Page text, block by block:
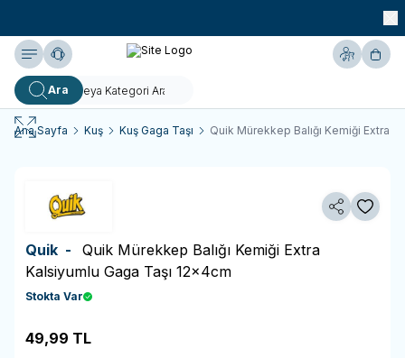
Yardım
Ara
Hesabım
Ana Sayfa Kuş Kuş Gaga Taşı Quik Mürekkep Balığı Kemiği Extra
Paylaş
Quik - Quik Mürekkep Balığı Kemiği Extra
Kalsiyumlu Gaga Taşı 12x4cm
Stokta Var
49,99 TL